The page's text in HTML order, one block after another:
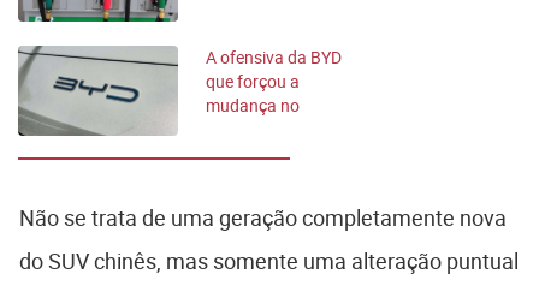
A ofensiva da BYD
que forçou a
mudança no
Não se trata de uma geração completamente nova
do SUV chinês, mas somente uma alteração puntual